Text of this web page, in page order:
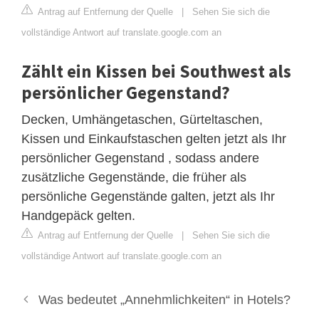
Antrag auf Entfernung der Quelle | Sehen Sie sich die
vollständige Antwort auf translate.google.com an
Zählt ein Kissen bei Southwest als
persönlicher Gegenstand?
Decken, Umhängetaschen, Gürteltaschen,
Kissen und Einkaufstaschen gelten jetzt als Ihr
persönlicher Gegenstand , sodass andere
zusätzliche Gegenstände, die früher als
persönliche Gegenstände galten, jetzt als Ihr
Handgepäck gelten.
Antrag auf Entfernung der Quelle | Sehen Sie sich die
vollständige Antwort auf translate.google.com an
Was bedeutet „Annehmlichkeiten“ in Hotels?